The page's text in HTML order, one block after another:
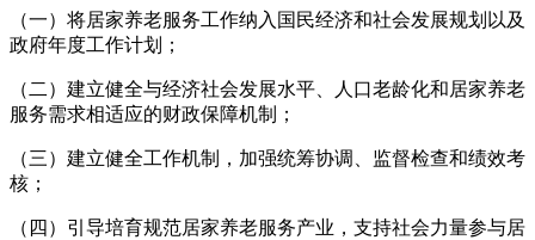
（一）将居家养老服务工作纳入国民经济和社会发展规划以及
政府年度工作计划；
（二）建立健全与经济社会发展水平、人口老龄化和居家养老
服务需求相适应的财政保障机制；
（三）建立健全工作机制，加强统筹协调、监督检查和绩效考
核；
（四）引导培育规范居家养老服务产业，支持社会力量参与居